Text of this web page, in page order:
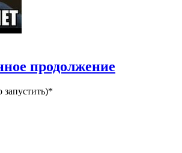
продолжение
запустить)*